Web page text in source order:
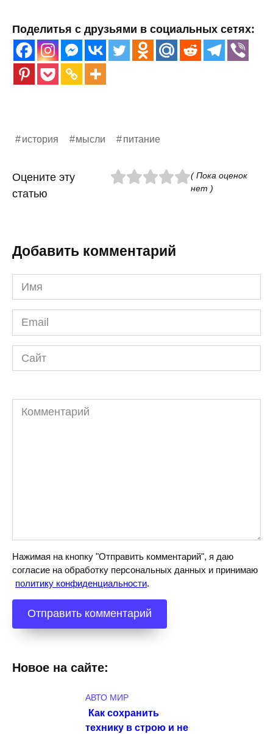
Поделитья с друзьями в социальных сетях:
история мысли питание
Оцените эту
статью
( Пока оценок
нет )
Добавить комментарий
Имя
*
Email
*
Сайт
Комментарий
Нажимая на кнопку "Отправить комментарий", я даю
согласие на обработку персональных данных и принимаю
политику конфиденциальности.
Новое на сайте:
АВТО МИР
Как сохранить
технику в строю и не